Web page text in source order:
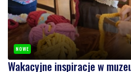
NOWE
Wakacyjne inspiracje w